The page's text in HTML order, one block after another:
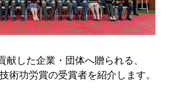
した企業・団体へ贈られる、
術功労賞の受賞者を紹介します。